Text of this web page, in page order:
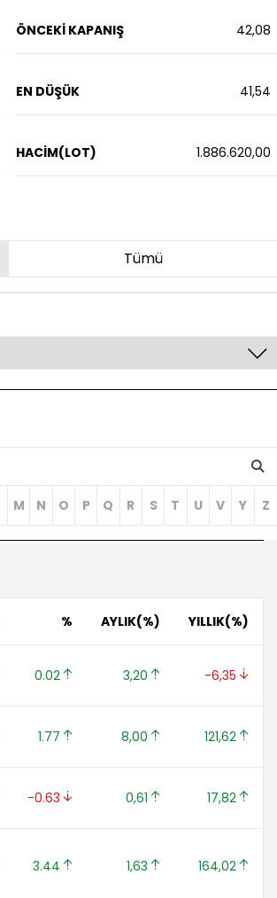
ÖNCEKİ KAPANIŞ 42,08
EN DÜŞÜK 41,54
HACİM(LOT) 1.886.620,00
Tümü
M N O P Q R S T U V Y Z
% AYLIK(%) YILLIK(%)
0.02 3,20 -6,35
1.77 8,00 121,62
-0.63 0,61 17,82
3.44 1,63 164,02